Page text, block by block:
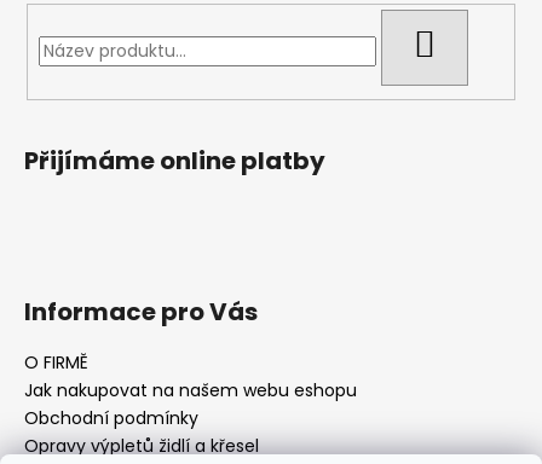
Přijímáme online platby
Informace pro Vás
O FIRMĚ
Jak nakupovat na našem webu eshopu
Obchodní podmínky
Opravy výpletů židlí a křesel